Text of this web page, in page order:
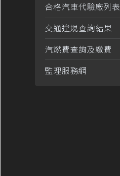
合格汽車代驗廠列表
交通違規查詢結果
汽燃費查詢及繳費
監理服務網